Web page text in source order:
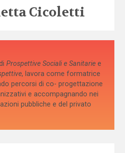
Cicoletti
Prospettive Sociali e Sanitariee
, lavora come formatrice
percorsi di co- progettazione
e accompagnando nei
pubbliche e del privato